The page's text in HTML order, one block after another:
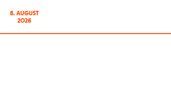
8. AUGUST
2026